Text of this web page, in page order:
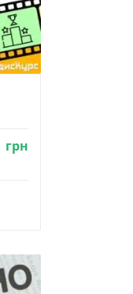
грн